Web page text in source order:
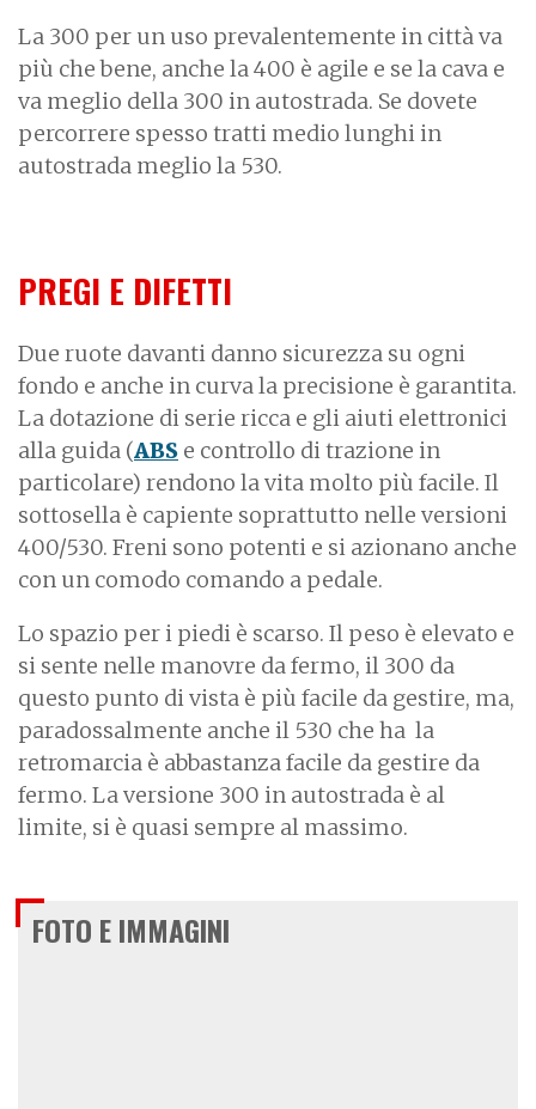
La 300 per un uso prevalentemente in città va
più che bene, anche la 400 è agile e se la cava e
va meglio della 300 in autostrada. Se dovete
percorrere spesso tratti medio lunghi in
autostrada meglio la 530.
PREGI E DIFETTI
Due ruote davanti danno sicurezza su ogni
fondo e anche in curva la precisione è garantita.
La dotazione di serie ricca e gli aiuti elettronici
alla guida (ABS e controllo di trazione in
particolare) rendono la vita molto più facile. Il
sottosella è capiente soprattutto nelle versioni
400/530. Freni sono potenti e si azionano anche
con un comodo comando a pedale.
Lo spazio per i piedi è scarso. Il peso è elevato e
si sente nelle manovre da fermo, il 300 da
questo punto di vista è più facile da gestire, ma,
paradossalmente anche il 530 che ha la
retromarcia è abbastanza facile da gestire da
fermo. La versione 300 in autostrada è al
limite, si è quasi sempre al massimo.
FOTO E IMMAGINI